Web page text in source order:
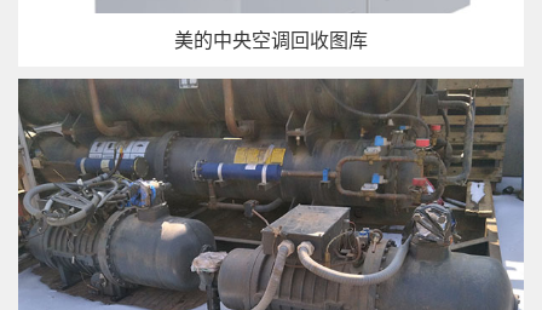
美的中央空调回收图库